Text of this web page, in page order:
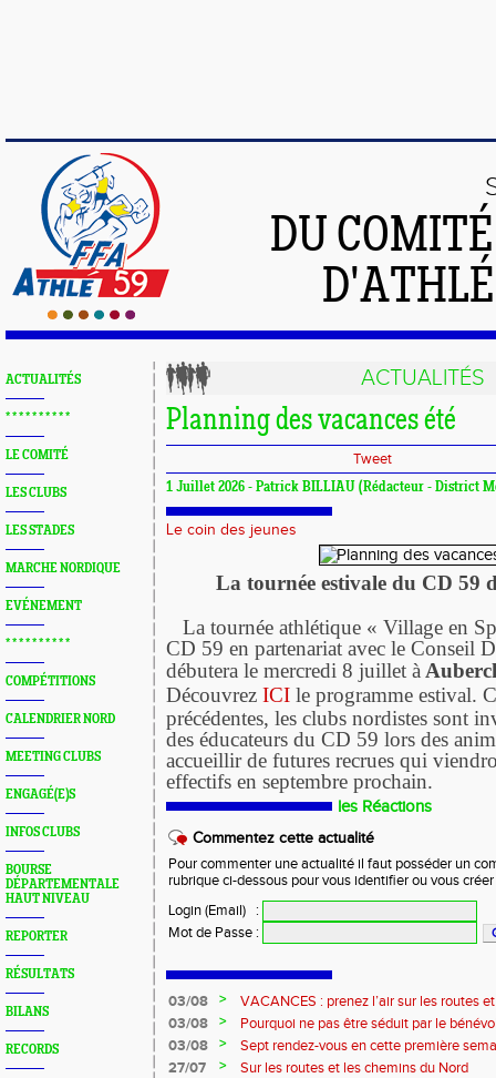
DU
ACTUALITÉS
* * * * * * * * * *
LE COMITÉ
LES CLUBS
LES STADES
MARCHE NORDIQUE
EVÉNEMENT
* * * * * * * * * *
COMPÉTITIONS
CALENDRIER NORD
MEETING CLUBS
ENGAGÉ(E)S
INFOS CLUBS
BOURSE
DÉPARTEMENTALE
HAUT NIVEAU
REPORTER
RÉSULTATS
BILANS
RECORDS
ACTUALITÉS
Planning des vacances été
Tweet
1 Juillet 2026 - Patrick BILLIAU (Rédacteur - District
Le coin des jeunes
La tournée estivale du CD 59
La tournée athlétique « Village en
CD 59 en partenariat avec le Conseil
débutera le mercredi 8 juillet à
Découvrez ICI le programme estival.
précédentes, les clubs nordistes sont
des éducateurs du CD 59 lors des
accueillir de futures recrues qui
effectifs en septembre prochain.
les Réactions
Commentez cette actualité
Pour commenter une actualité il faut posséder un
rubrique ci-dessous pour vous identifier ou vous
Login (Email)
:
Mot de Passe :
03/08 >
VACANCES : prenez l’air sur les routes
03/08
>
Pourquoi ne pas être séduit par le
?...
03/08 >
Sept rendez-vous en cette première
27/07
>
Sur les routes et les chemins du Nord